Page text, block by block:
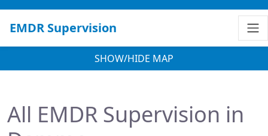
EMDR Supervision
SHOW/HIDE MAP
All EMDR Supervision in